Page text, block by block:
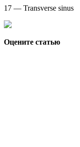
17 — Transverse sinus
Оцените статью